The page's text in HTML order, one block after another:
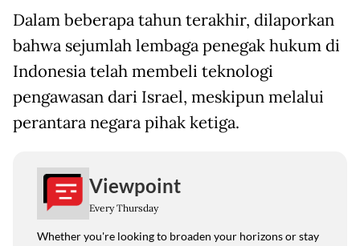
Dalam beberapa tahun terakhir, dilaporkan
bahwa sejumlah lembaga penegak hukum di
Indonesia telah membeli teknologi
pengawasan dari Israel, meskipun melalui
perantara negara pihak ketiga.
Viewpoint
Every Thursday
Whether you're looking to broaden your horizons or stay